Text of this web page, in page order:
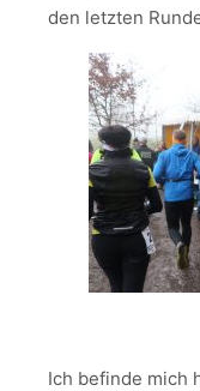
den letzten
Ich befinde mich